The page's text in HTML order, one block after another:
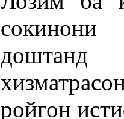
ройгон